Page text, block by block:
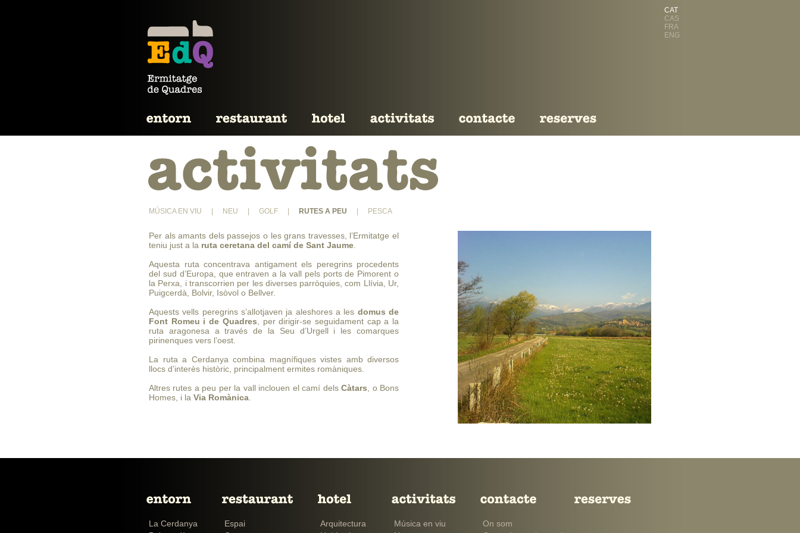
CAT
CAS
FRA
ENG
MÚSICA EN VIU NEU GOLF RUTES A PEU PESCA
Per als amants dels passejos o les grans travesses, l’Ermitatge el
teniu just a la ruta ceretana del camí de Sant Jaume
Aquesta ruta concentrava antigament els peregrins procedents
del sud d’Europa, que entraven a la vall pels ports de Pimorent o
la Perxa, i transcorrien per les diverses parròquies, com Llívia, Ur,
Puigcerdà, Bolvir, Isòvol o Bellver.
Aquests vells peregrins s’allotjaven ja aleshores a les domus de
Font Romeu i de Quadres , per dirigir-se seguidament cap a la
ruta aragonesa a través de la Seu d’Urgell i les comarques
pirinenques vers l’oest.
La ruta a Cerdanya combina magnífiques vistes amb diversos
llocs d’interès històric, principalment ermites romàniques.
Altres rutes a peu per la vall inclouen el camí delsCàtars , o Bons
Homes, i la Via Romànica
La Cerdanya
Espai
Arquitectura
Música en viu
On som